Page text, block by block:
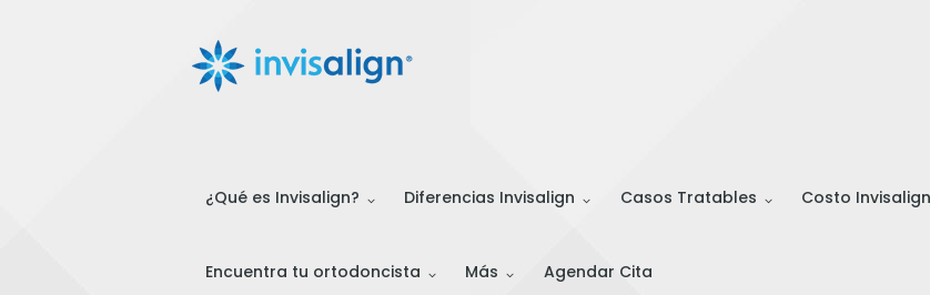
¿Qué es Invisalign? Diferencias Invisalign Casos Tratables Costo Invisalign
Encuentra tu ortodoncista Más Agendar Cita